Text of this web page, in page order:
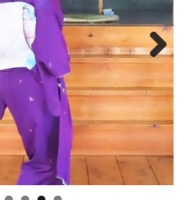
Next